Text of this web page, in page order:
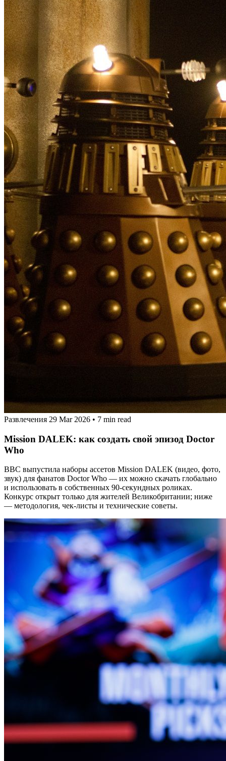
Развлечения 29 Mar 2026 • 7 min read
Mission DALEK: как создать свой эпизод Doctor
Who
BBC выпустила наборы ассетов Mission DALEK (видео, фото,
звук) для фанатов Doctor Who — их можно скачать глобально
и использовать в собственных 90‑секундных роликах.
Конкурс открыт только для жителей Великобритании; ниже
— методология, чек‑листы и технические советы.